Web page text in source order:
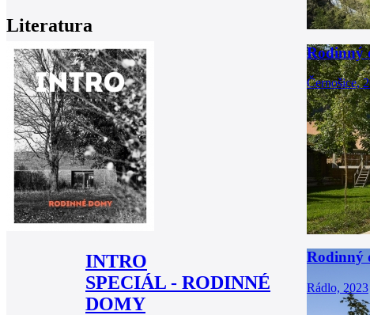
Literatura
INTRO
SPECIÁL - RODINNÉ
DOMY
Rodinný
Černošice,
Rodinný
Rádlo, 2023